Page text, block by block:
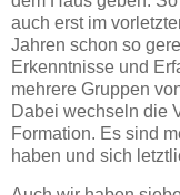
auch erst im
Jahren schon so
Erkenntnisse und
mehrere Gruppen
Dabei wechseln die
Formation. Es sind
haben und sich